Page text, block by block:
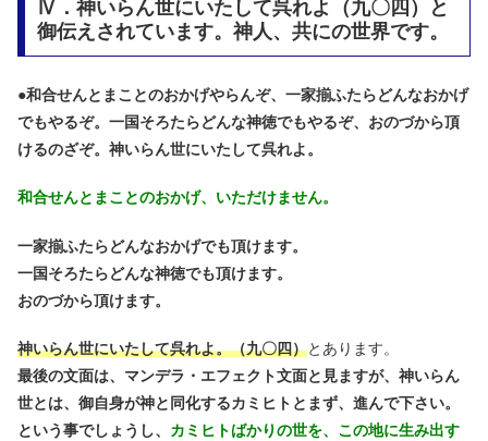
Ⅳ．神いらん世にいたして呉れよ（九〇四）と
御伝えされています。神人、共にの世界です。
●和合せんとまことのおかげやらんぞ、一家揃ふたらどんなおかげ
でもやるぞ。一国そろたらどんな神徳でもやるぞ、おのづから頂
けるのざぞ。神いらん世にいたして呉れよ。
和合せんとまことのおかげ、いただけません。
一家揃ふたらどんなおかげでも頂けます。
一国そろたらどんな神徳でも頂けます。
おのづから頂けます。
神いらん世にいたして呉れよ。（九〇四）とあります。
最後の文面は、マンデラ・エフェクト文面と見ますが、神いらん
世とは、御自身が神と同化するカミヒトとまず、進んで下さい。
という事でしょうし、 カミヒトばかりの世を、この地に生み出す